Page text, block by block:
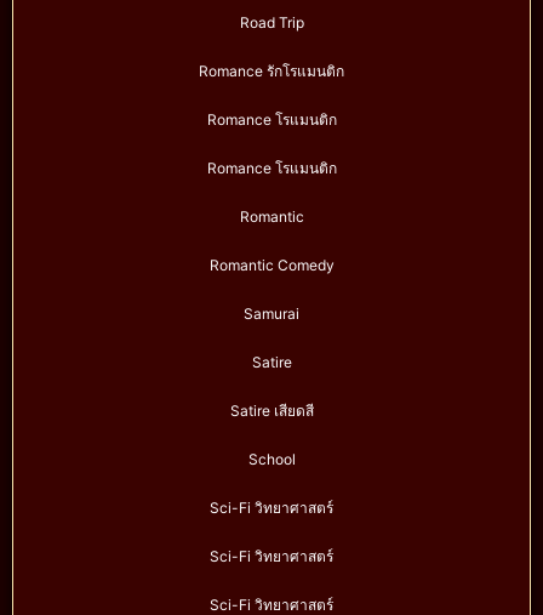
Road Trip
Romance รักโรแมนติก
Romance โรแมนติก
Romance โรแมนติก
Romantic
Romantic Comedy
Samurai
Satire
Satire เสียดสี
School
Sci-Fi วิทยาศาสตร์
Sci-Fi วิทยาศาสตร์
Sci-Fi วิทยาศาสตร์